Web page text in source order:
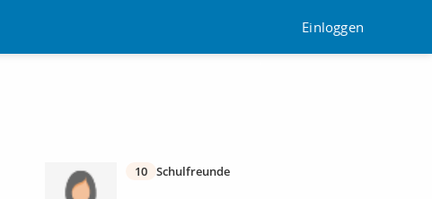
Einloggen
10 Schulfreunde